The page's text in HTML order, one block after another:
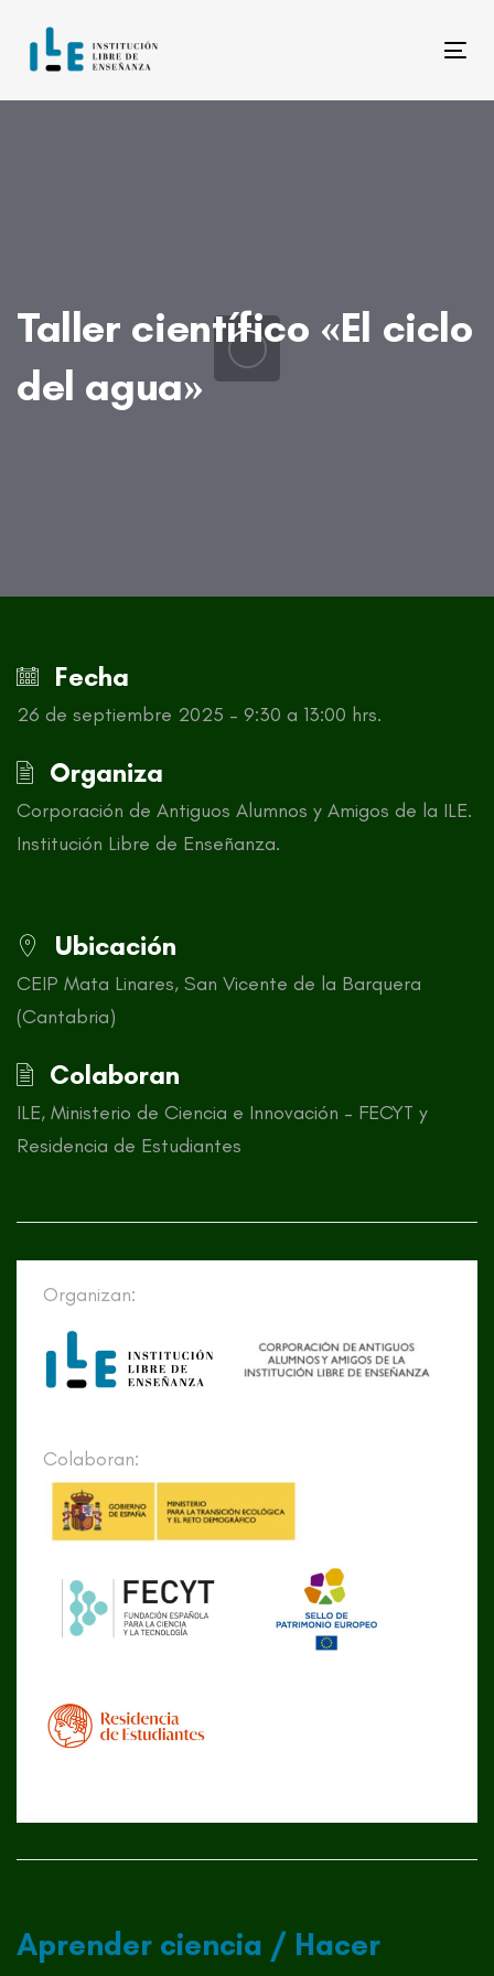
links
Taller científico «El ciclo
del agua»
Fecha
26 de septiembre 2025 – 9:30 a 13:00 hrs.
Organiza
Corporación de Antiguos Alumnos y Amigos de la ILE.
Institución Libre de Enseñanza.
Ubicación
CEIP Mata Linares, San Vicente de la Barquera
(Cantabria)
Colaboran
ILE, Ministerio de Ciencia e Innovación – FECYT y
Residencia de Estudiantes
Organizan:
Colaboran:
Aprender ciencia / Hacer